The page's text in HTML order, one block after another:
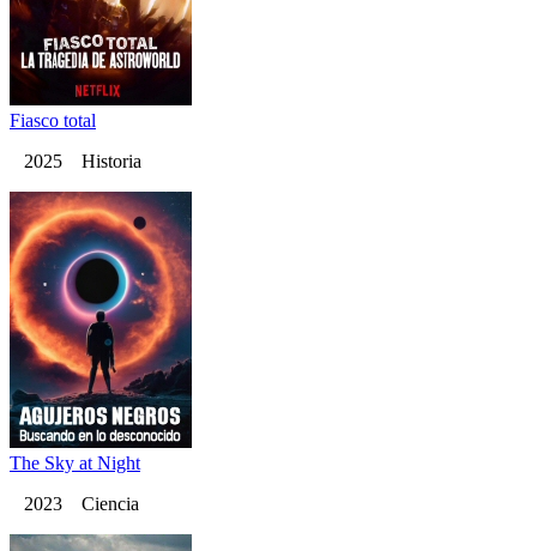
Fiasco total
2025 Historia
The Sky at Night
2023 Ciencia